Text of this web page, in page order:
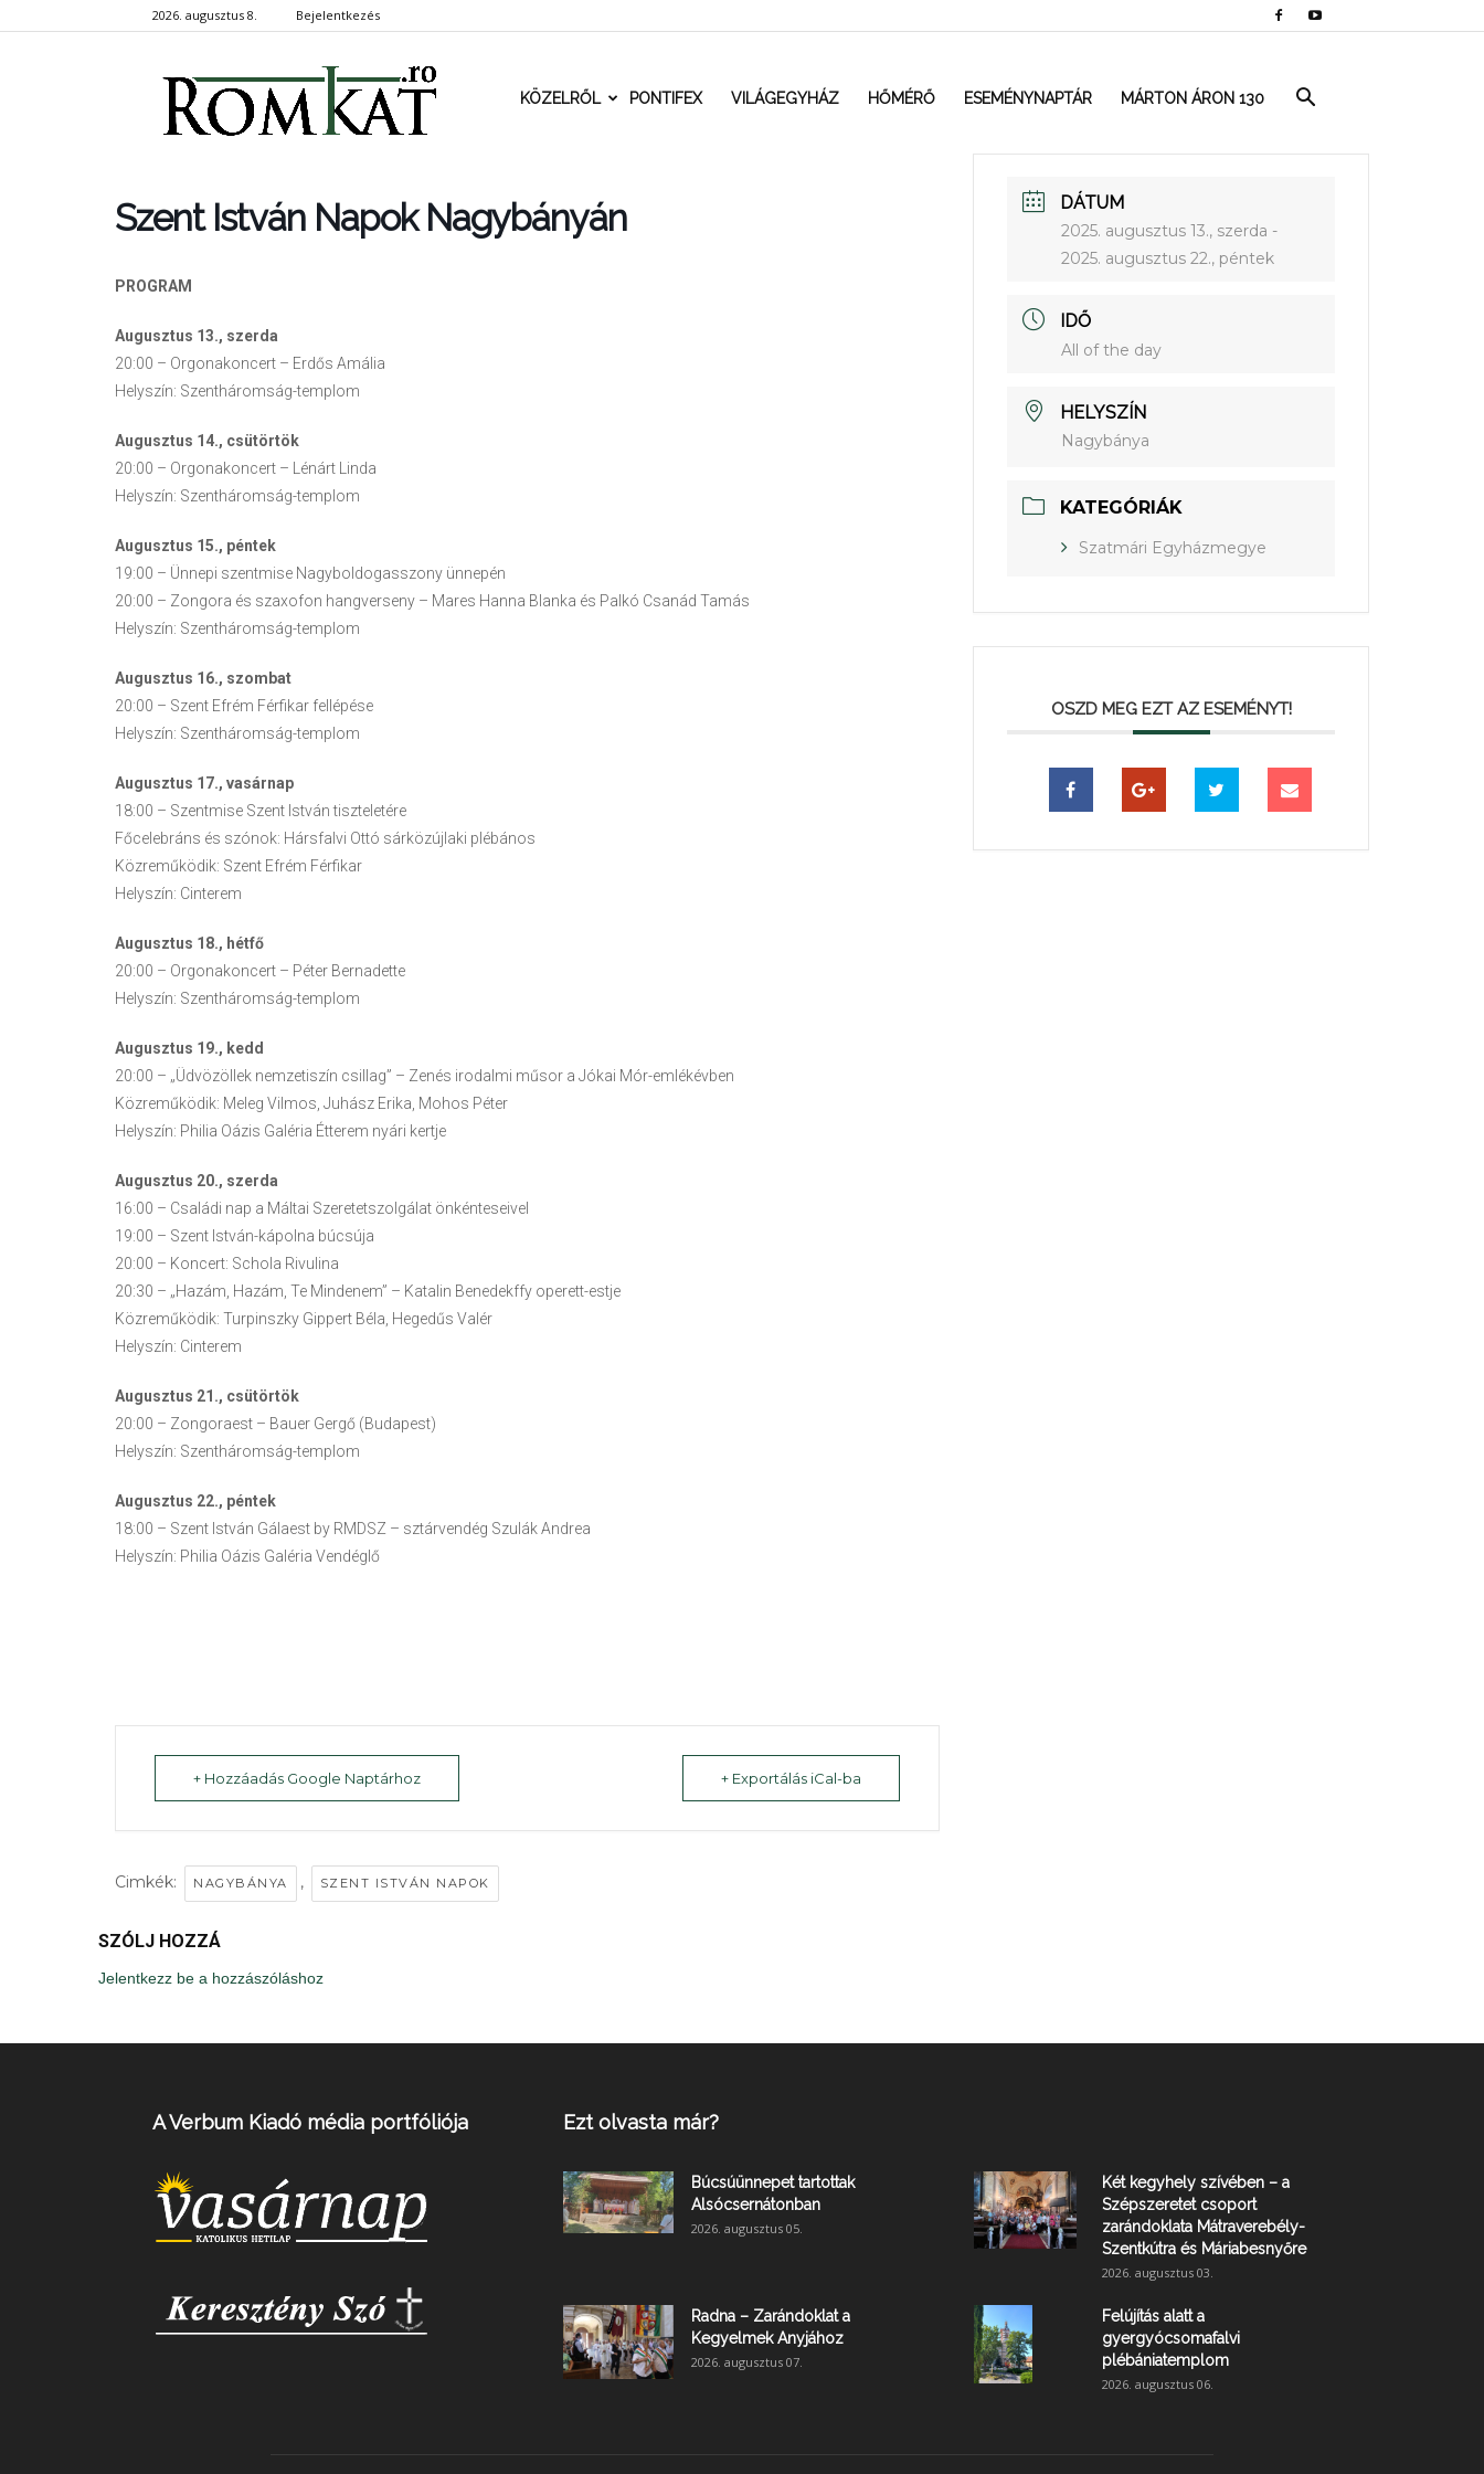
2026. augusztus 8. Bejelentkezés
RomKat.roKÖZELRŐL PONTIFEX VILÁGEGYHÁZ HŐMÉRŐ ESEMÉNYNAPTÁR MÁRTON ÁRON 130
Szent István Napok Nagybányán
PROGRAM
Augusztus 13., szerda
20:00 – Orgonakoncert – Erdős Amália
Helyszín: Szentháromság-templom
Augusztus 14., csütörtök
20:00 – Orgonakoncert – Lénárt Linda
Helyszín: Szentháromság-templom
Augusztus 15., péntek
19:00 – Ünnepi szentmise Nagyboldogasszony ünnepén
20:00 – Zongora és szaxofon hangverseny – Mares Hanna Blanka és Palkó Csanád Tamás
Helyszín: Szentháromság-templom
Augusztus 16., szombat
20:00 – Szent Efrém Férfikar fellépése
Helyszín: Szentháromság-templom
Augusztus 17., vasárnap
18:00 – Szentmise Szent István tiszteletére
Főcelebráns és szónok: Hársfalvi Ottó sárközújlaki plébános
Közreműködik: Szent Efrém Férfikar
Helyszín: Cinterem
Augusztus 18., hétfő
20:00 – Orgonakoncert – Péter Bernadette
Helyszín: Szentháromság-templom
Augusztus 19., kedd
20:00 – „Üdvözöllek nemzetiszín csillag” – Zenés irodalmi műsor a Jókai Mór-emlékévben
Közreműködik: Meleg Vilmos, Juhász Erika, Mohos Péter
Helyszín: Philia Oázis Galéria Étterem nyári kertje
Augusztus 20., szerda
16:00 – Családi nap a Máltai Szeretetszolgálat önkénteseivel
19:00 – Szent István-kápolna búcsúja
20:00 – Koncert: Schola Rivulina
20:30 – „Hazám, Hazám, Te Mindenem” – Katalin Benedekffy operett-estje
Közreműködik: Turpinszky Gippert Béla, Hegedűs Valér
Helyszín: Cinterem
Augusztus 21., csütörtök
20:00 – Zongoraest – Bauer Gergő (Budapest)
Helyszín: Szentháromság-templom
Augusztus 22., péntek
18:00 – Szent István Gálaest by RMDSZ – sztárvendég Szulák Andrea
Helyszín: Philia Oázis Galéria Vendéglő
+ Hozzáadás Google Naptárhoz + Exportálás iCal-ba
Cimkék: NAGYBÁNYA , SZENT ISTVÁN NAPOK
DÁTUM
2025. augusztus 13., szerda -
2025. augusztus 22., péntek
IDŐ
All of the day
HELYSZÍN
Nagybánya
KATEGÓRIÁK
Szatmári Egyházmegye
OSZD MEG EZT AZ ESEMÉNYT!
SZÓLJ HOZZÁ
Jelentkezz be a hozzászóláshoz
A Verbum Kiadó média portfóliója Ezt olvasta már?
Búcsúünnepet tartottak
Alsócsernátonban
2026. augusztus 05.
Két kegyhely szívében – a
Szépszeretet csoport
zarándoklata Mátraverebély-
Szentkútra és Máriabesnyőre
2026. augusztus 03.
Radna – Zarándoklat a
Kegyelmek Anyjához
2026. augusztus 07.
Felújítás alatt a
gyergyócsomafalvi
plébániatemplom
2026. augusztus 06.